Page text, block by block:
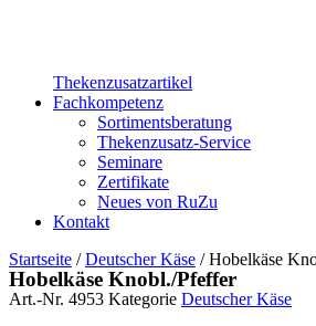
Thekenzusatzartikel
Fachkompetenz
Sortimentsberatung
Thekenzusatz-Service
Seminare
Zertifikate
Neues von RuZu
Kontakt
Startseite /Deutscher Käse / Hobelkäse
Hobelkäse Knobl./Pfeffer
Art.-Nr. 4953 Kategorie Deutscher Käse